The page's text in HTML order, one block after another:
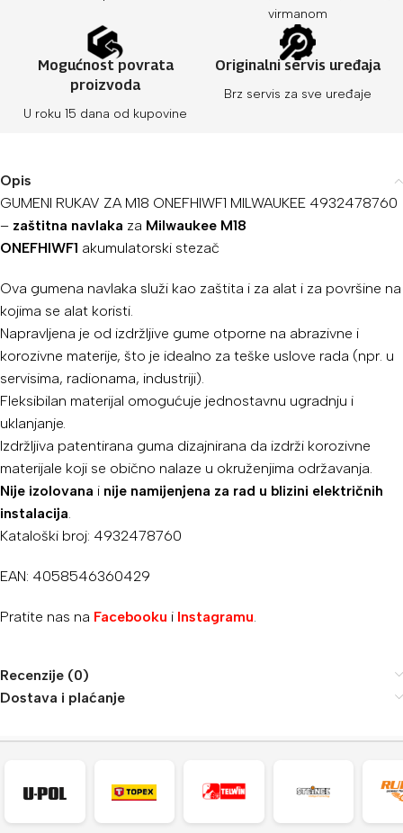
virmanom
Mogućnost povrata
proizvoda
U roku 15 dana od kupovine
Originalni servis uređaja
Brz servis za sve uređaje
Opis
GUMENI RUKAV ZA M18 ONEFHIWF1 MILWAUKEE 4932478760
– zaštitna navlaka za Milwaukee M18
ONEFHIWF1 akumulatorski stezač
Ova gumena navlaka služi kao zaštita i za alat i za površine na
kojima se alat koristi.
Napravljena je od izdržljive gume otporne na abrazivne i
korozivne materije, što je idealno za teške uslove rada (npr. u
servisima, radionama, industriji).
Fleksibilan materijal omogućuje jednostavnu ugradnju i
uklanjanje.
Izdržljiva patentirana guma dizajnirana da izdrži korozivne
materijale koji se obično nalaze u okruženjima održavanja.
Nije izolovana i nije namijenjena za rad u blizini električnih
instalacija.
Kataloški broj: 4932478760
EAN: 4058546360429
Pratite nas na Facebooku i Instagramu.
Recenzije (0)
Dostava i plaćanje